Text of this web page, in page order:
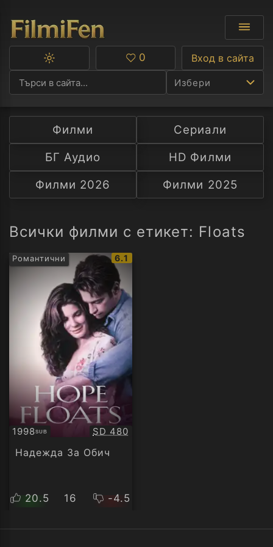
Избери
Ф
С
А
Превключване
тъмна
тема
Любими
0 Вход в сайта
Филми
Сериали
БГ Аудио
HD Филми
Филми 2026
Филми 2025
Всички филми с етикет: Floats
Романтични
IMDb
рейтинг:
6.1
1998SUB
Субтитри Качество:
SD 480
Надежда За Обич
20.5 16 -4.5